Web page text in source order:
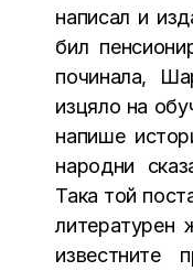
написал и
бил
починала,
изцяло на
напише
народни
Така той
литературен
известните